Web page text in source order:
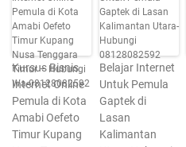
Kursus Bisnis
Internet Online
Pemula di Kota
Amabi Oefeto
Timur Kupang
Belajar Internet
Untuk Pemula
Gaptek di
Lasan
Kalimantan